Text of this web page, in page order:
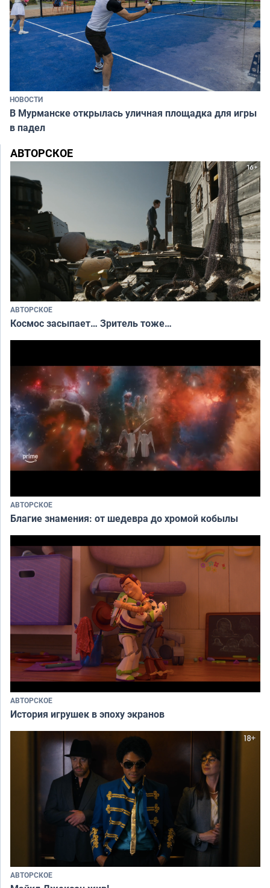
НОВОСТИ
В Мурманске открылась уличная площадка для игры
в падел
АВТОРСКОЕ
АВТОРСКОЕ
Космос засыпает… Зритель тоже…
АВТОРСКОЕ
Благие знамения: от шедевра до хромой кобылы
АВТОРСКОЕ
История игрушек в эпоху экранов
АВТОРСКОЕ